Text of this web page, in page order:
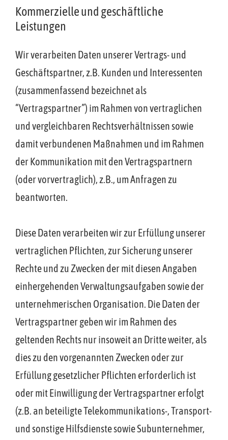
Kommerzielle und geschäftliche
Leistungen
Wir verarbeiten Daten unserer Vertrags- und
Geschäftspartner, z.B. Kunden und Interessenten
(zusammenfassend bezeichnet als
“Vertragspartner”) im Rahmen von vertraglichen
und vergleichbaren Rechtsverhältnissen sowie
damit verbundenen Maßnahmen und im Rahmen
der Kommunikation mit den Vertragspartnern
(oder vorvertraglich), z.B., um Anfragen zu
beantworten.
Diese Daten verarbeiten wir zur Erfüllung unserer
vertraglichen Pflichten, zur Sicherung unserer
Rechte und zu Zwecken der mit diesen Angaben
einhergehenden Verwaltungsaufgaben sowie der
unternehmerischen Organisation. Die Daten der
Vertragspartner geben wir im Rahmen des
geltenden Rechts nur insoweit an Dritte weiter, als
dies zu den vorgenannten Zwecken oder zur
Erfüllung gesetzlicher Pflichten erforderlich ist
oder mit Einwilligung der Vertragspartner erfolgt
(z.B. an beteiligte Telekommunikations-, Transport-
und sonstige Hilfsdienste sowie Subunternehmer,